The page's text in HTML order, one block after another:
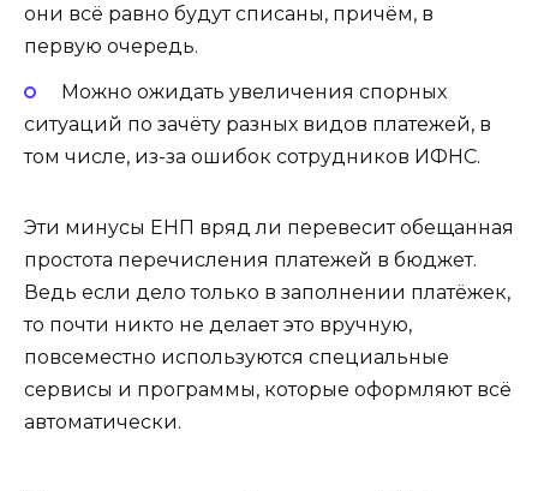
они всё равно будут списаны, причём, в
первую очередь.
Можно ожидать увеличения спорных
ситуаций по зачёту разных видов платежей, в
том числе, из-за ошибок сотрудников ИФНС.
Эти минусы ЕНП вряд ли перевесит обещанная
простота перечисления платежей в бюджет.
Ведь если дело только в заполнении платёжек,
то почти никто не делает это вручную,
повсеместно используются специальные
сервисы и программы, которые оформляют всё
автоматически.